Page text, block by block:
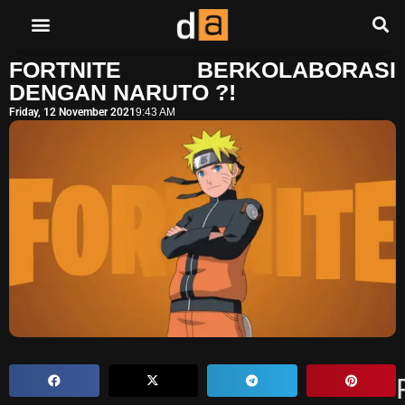
FORTNITE BERKOLABORASI
DENGAN NARUTO ?!
Friday, 12 November 20219:43 AM